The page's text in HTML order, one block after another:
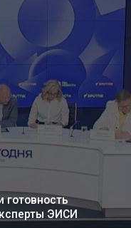
готовность
ЭИСИ